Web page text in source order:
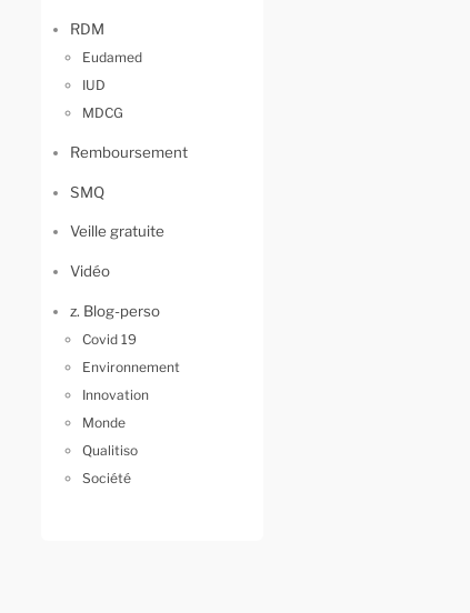
RDM
Eudamed
IUD
MDCG
Remboursement
SMQ
Veille gratuite
Vidéo
z. Blog-perso
Covid 19
Environnement
Innovation
Monde
Qualitiso
Société